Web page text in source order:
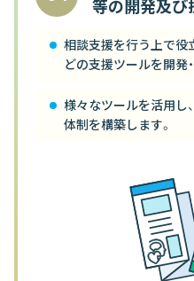
等の開発及び
相談支援を行う上で役
どの支援ツールを開発
様々なツールを活用し
体制を構築します。